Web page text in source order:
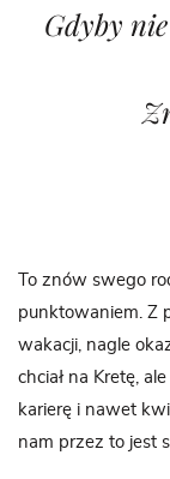
Gdyby
To znów swego
punktowaniem. Z
wakacji, nagle
chciał na Kretę,
karierę i nawet
nam przez to jest